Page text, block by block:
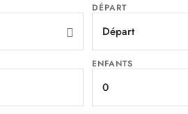
DÉPART
ENFANTS